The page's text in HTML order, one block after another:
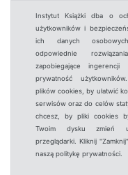
Instytut Książki dba o
użytkowników i
ich danych
odpowiednie
zapobiegające
prywatność
plików cookies, by ułatwić
serwisów oraz do celów
chcesz, by pliki cookies
Twoim dysku zmień
przeglądarki. Kliknij
naszą politykę prywatności.